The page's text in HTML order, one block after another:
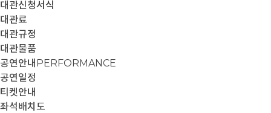
대관신청서식
대관료
대관규정
대관물품
공연안내 PERFORMANCE
공연일정
티켓안내
좌석배치도